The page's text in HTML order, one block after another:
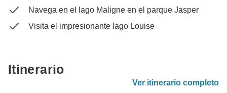
Navega en el lago Maligne en el parque Jasper
Visita el impresionante lago Louise
Itinerario
Ver itinerario completo